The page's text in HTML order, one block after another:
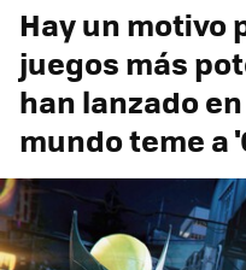
Hay un motivo
juegos más
han lanzado
mundo teme a